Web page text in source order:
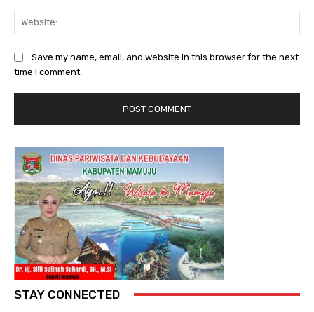
Save my name, email, and website in this browser for the next
time I comment.
STAY CONNECTED